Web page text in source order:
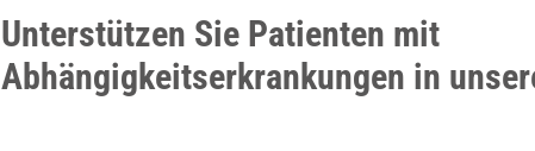
Unterstützen Sie Patienten mit
Abhängigkeitserkrankungen in